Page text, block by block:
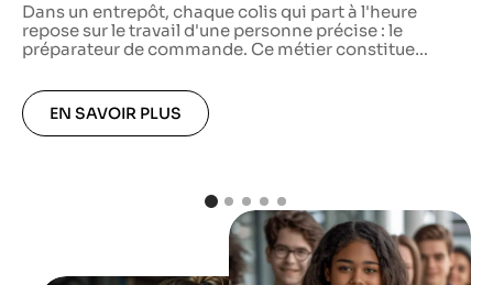
Dans un entrepôt, chaque colis qui part à l'heure
repose sur le travail d'une personne précise : le
préparateur de commande. Ce métier constitue…
EN SAVOIR PLUS